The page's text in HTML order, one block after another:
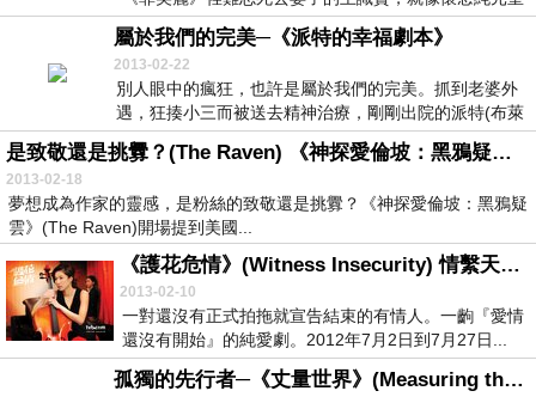
后的雍...
屬於我們的完美─《派特的幸福劇本》
2013-02-22
別人眼中的瘋狂，也許是屬於我們的完美。抓到老婆外
遇，狂揍小三而被送去精神治療，剛剛出院的派特(布萊
德...
是致敬還是挑釁？(The Raven) 《神探愛倫坡：黑鴉疑雲》
2013-02-18
夢想成為作家的靈感，是粉絲的致敬還是挑釁？《神探愛倫坡：黑鴉疑
雲》(The Raven)開場提到美國...
《護花危情》(Witness Insecurity) 情繫天鴿座
2013-02-10
一對還沒有正式拍拖就宣告結束的有情人。一齣『愛情
還沒有開始』的純愛劇。2012年7月2日到7月27日...
孤獨的先行者─《丈量世界》(Measuring the world)